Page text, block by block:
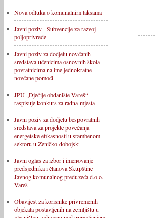
Nova odluka o komunalnim taksama
Javni poziv - Subvencije za razvoj
poljoprivrede
Javni poziv za dodjelu novčanih
sredstava učenicima osnovnih škola
povratnicima na ime jednokratne
novčane pomoći
JPU „Dječije obdanište Vareš“
raspisuje konkurs za radna mjesta
Javni poziv za dodjelu bespovratnih
sredstava za projekte povećanja
energetske efikasnosti u stambenom
sektoru u Zeničko-dobojsk
Javni oglas za izbor i imenovanje
predsjednika i članova Skupštine
Javnog komunalnog preduzeća d.o.o.
Vareš
Obavijest za korisnike privremenih
objekata postavljenih na zemljištu u